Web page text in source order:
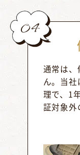
04
通常は、
ん。当
理で、1
証対象外